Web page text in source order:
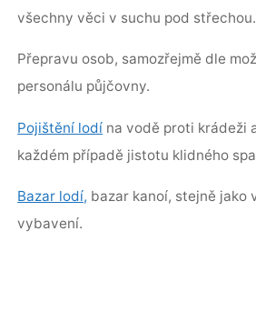
všechny věci v suchu pod střechou.
Přepravu osob, samozřejmě dle
personálu půjčovny.
Pojištění lodí na vodě proti krádeži
každém případě jistotu klidného
Bazar lodí, bazar kanoí, stejně jako
vybavení.